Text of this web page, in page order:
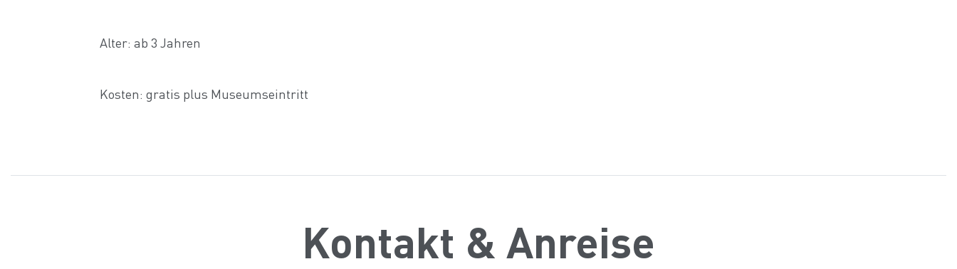
Alter: ab 3 Jahren
Kosten: gratis plus Museumseintritt
Kontakt & Anreise